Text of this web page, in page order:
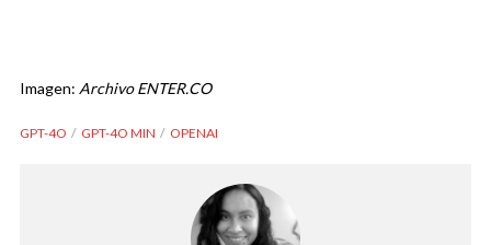
Imagen: Archivo ENTER.CO
GPT-4O GPT-4O MIN OPENAI